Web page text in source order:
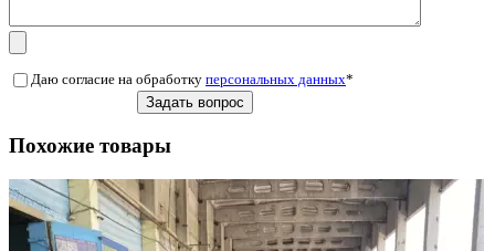
Даю согласие на обработку персональных данных*
Похожие товары